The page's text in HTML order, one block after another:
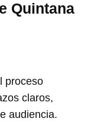
Quintana
proceso
claros,
audiencia.